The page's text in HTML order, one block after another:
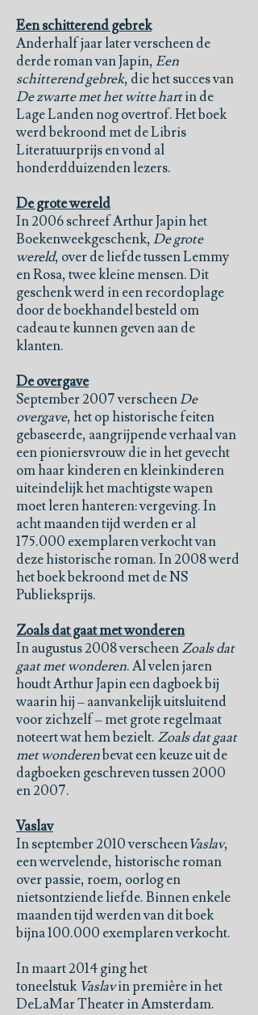
Een schitterend gebrek
Anderhalf jaar later verscheen de
derde roman van Japin,Een
schitterend gebrek, die het succes van
De zwarte met het witte hartin de
Lage Landen nog overtrof. Het boek
werd bekroond met de Libris
Literatuurprijs en vond al
honderdduizenden lezers.
De grote wereld
In 2006 schreef Arthur Japin het
Boekenweekgeschenk,De grote
wereld, over de liefde tussen Lemmy
en Rosa, twee kleine mensen. Dit
geschenk werd in een recordoplage
door de boekhandel besteld om
cadeau te kunnen geven aan de
klanten.
De overgave
September 2007 verscheenDe
overgave, het op historische feiten
gebaseerde, aangrijpende verhaal van
een pioniersvrouw die in het gevecht
om haar kinderen en kleinkinderen
uiteindelijk het machtigste wapen
moet leren hanteren: vergeving. In
acht maanden tijd werden er al
175.000 exemplaren verkocht van
deze historische roman. In 2008 werd
het boek bekroond met de NS
Publieksprijs.
Zoals dat gaat met wonderen
In augustus 2008 verscheenZoals dat
gaat met wonderen. Al velen jaren
houdt Arthur Japin een dagboek bij
waarin hij – aanvankelijk uitsluitend
voor zichzelf – met grote regelmaat
noteert wat hem bezielt. Zoals dat gaat
met wonderenbevat een keuze uit de
dagboeken geschreven tussen 2000
en 2007.
Vaslav
In september 2010 verscheenVaslav,
een wervelende, historische roman
over passie, roem, oorlog en
nietsontziende liefde. Binnen enkele
maanden tijd werden van dit boek
bijna 100.000 exemplaren verkocht.
In maart 2014 ging het
toneelstuk Vaslavin première in het
DeLaMar Theater in Amsterdam.